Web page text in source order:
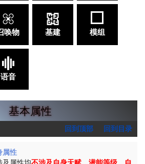
唤物 基建 模组
语音
基本属性
回到顶部 回到目录
属性